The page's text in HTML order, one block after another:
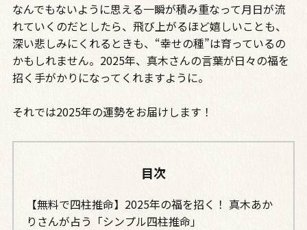
なんでもないように思える一瞬が積み重なって月日が流
れていくのだとしたら、飛び上がるほど嬉しいことも、
深い悲しみにくれるときも、“幸せの種”は育っているの
かもしれません。2025年、真木さんの言葉が日々の福を
招く手がかりになってくれますように。
それでは2025年の運勢をお届けします！
目次
【無料で四柱推命】2025年の福を招く！ 真木あか
りさんが占う「シンプル四柱推命」